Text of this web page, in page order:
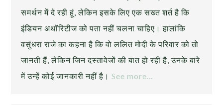
समर्थन में दे रही हूं, लेकिन इसके लिए एक सख्त शर्त है कि
इंडियन अथॉरिटीज को पता नहीं चलना चाहिए। हालांकि
वसुंधरा राजे का कहना है कि वो ललित मोदी के परिवार को तो
जानती हैं, लेकिन जिन दस्‍तावेजों की बात हो रही है, उनके बारे
में उन्‍हें कोई जानकारी नहीं है।See more…